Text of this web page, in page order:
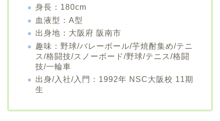
身長：180cm
血液型：A型
出身地：大阪府 阪南市
趣味：野球/バレーボール/芋焼酎集め/テニ
ス/格闘技/スノーボード/野球/テニス/格闘
技/一輪車
出身/入社/入門：1992年 NSC大阪校 11期
生